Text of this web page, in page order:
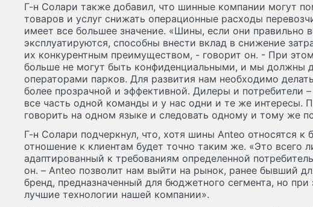
Г-н Солари также добавил, что шинные компании могут
товаров и услуг снижать операционные расходы
имеет все большее значение. «Шины, если они правильно
эксплуатируются, способны внести вклад в снижение
их конкурентным преимуществом, - говорит он. - При
больше не могут быть конфиденциальными, и мы должны
операторами парков. Для развития нам необходимо
более прозрачной и эффективной. Дилеры и потребители
все часть одной команды и у нас одни и те же интересы.
говорить на одном языке и следовать одному и тому же
Г-н Солари подчеркнул, что, хотя шины Anteo относятся к
отношение к клиентам будет точно таким же. «Это всего
адаптированный к требованиям определенной
он. – Anteo позволит нам выйти на рынок, ранее бывший
бренд, предназначенный для бюджетного сегмента, но при
лучшие технологии нашей компании».